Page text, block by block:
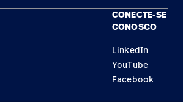
CONECTE-SE
CONOSCO
LinkedIn
YouTube
Facebook